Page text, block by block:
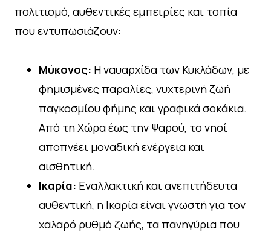
πολιτισμό, αυθεντικές εμπειρίες και τοπία
που εντυπωσιάζουν:
Μύκονος: Η ναυαρχίδα των Κυκλάδων, με
φημισμένες παραλίες, νυχτερινή ζωή
παγκοσμίου φήμης και γραφικά σοκάκια.
Από τη Χώρα έως την Ψαρού, το νησί
αποπνέει μοναδική ενέργεια και
αισθητική.
Ικαρία: Εναλλακτική και ανεπιτήδευτα
αυθεντική, η Ικαρία είναι γνωστή για τον
χαλαρό ρυθμό ζωής, τα πανηγύρια που